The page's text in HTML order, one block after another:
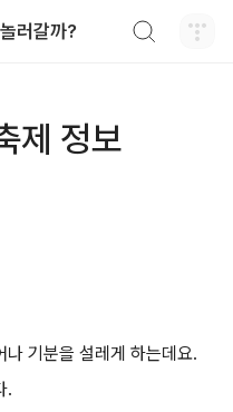
러갈까?
제 정보
기분을 설레게 하는데요.
.